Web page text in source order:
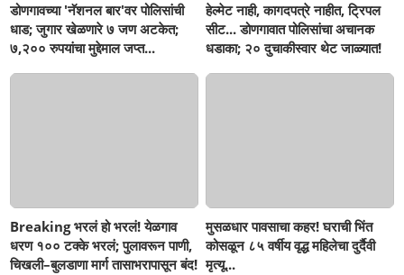
डोणगावच्या 'नॅशनल बार'वर पोलिसांची
धाड; जुगार खेळणारे ७ जण अटकेत;
७,२०० रुपयांचा मुद्देमाल जप्त...
हेल्मेट नाही, कागदपत्रे नाहीत, ट्रिपल
सीट... डोणगावात पोलिसांचा अचानक
धडाका; २० दुचाकीस्वार थेट जाळ्यात!
Breaking भरलं हो भरलं! येळगाव
धरण १०० टक्के भरलं; पुलावरून पाणी,
चिखली–बुलडाणा मार्ग तासाभरापासून बंद!
मुसळधार पावसाचा कहर! घराची भिंत
कोसळून ८५ वर्षीय वृद्ध महिलेचा दुर्दैवी
मृत्यू...